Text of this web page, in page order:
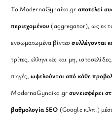
Το ModernaGynaika.gr αποτελεί
περιεχομένου (aggregator), ως εκ
ενσωματωμένα βίντεοσυλλέγονται
τρίτες, ελληνικές και μη,
πηγές,ωφελούνται από κάθε
ModernaGynaika.grσυνεισφέρει
βαθμολογία SEO (Google κ.λπ.)